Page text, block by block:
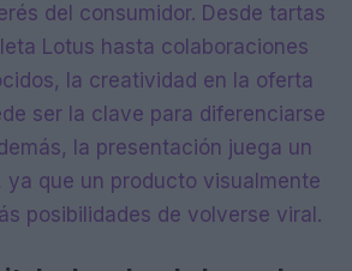
del consumidor. Desde tartas
Lotus hasta colaboraciones
la creatividad en la oferta
ser la clave para diferenciarse
la presentación juega un
ya que un producto visualmente
posibilidades de volverse viral.